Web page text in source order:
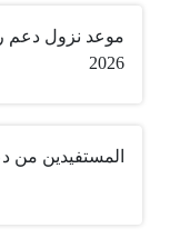
2026
المستفيدين من